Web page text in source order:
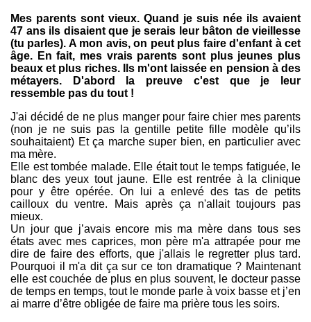
Mes parents sont vieux. Quand je suis née ils avaient
47 ans ils disaient que je serais leur bâton de vieillesse
(tu parles). A mon avis, on peut plus faire d'enfant à cet
âge. En fait, mes vrais parents sont plus jeunes plus
beaux et plus riches. Ils m'ont laissée en pension à des
métayers. D'abord la preuve c'est que je leur
ressemble pas du tout !
J'ai décidé de ne plus manger pour faire chier mes parents
(non je ne suis pas la gentille petite fille modèle qu’ils
souhaitaient) Et ça marche super bien, en particulier avec
ma mère.
Elle est tombée malade. Elle était tout le temps fatiguée, le
blanc des yeux tout jaune. Elle est rentrée à la clinique
pour y être opérée. On lui a enlevé des tas de petits
cailloux du ventre. Mais après ça n'allait toujours pas
mieux.
Un jour que j’avais encore mis ma mère dans tous ses
états avec mes caprices, mon père m'a attrapée pour me
dire de faire des efforts, que j'allais le regretter plus tard.
Pourquoi il m'a dit ça sur ce ton dramatique ? Maintenant
elle est couchée de plus en plus souvent, le docteur passe
de temps en temps, tout le monde parle à voix basse et j’en
ai marre d’être obligée de faire ma prière tous les soirs.